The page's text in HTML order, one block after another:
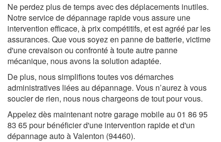
Ne perdez plus de temps avec des déplacements inutiles.
Notre service de dépannage rapide vous assure une
intervention efficace, à prix compétitifs, et est agréé par les
assurances. Que vous soyez en panne de batterie, victime
d'une crevaison ou confronté à toute autre panne
mécanique, nous avons la solution adaptée.
De plus, nous simplifions toutes vos démarches
administratives liées au dépannage. Vous n’aurez à vous
soucier de rien, nous nous chargeons de tout pour vous.
Appelez dès maintenant notre garage mobile au 01 86 95
83 65 pour bénéficier d'une intervention rapide et d'un
dépannage auto à Valenton (94460).